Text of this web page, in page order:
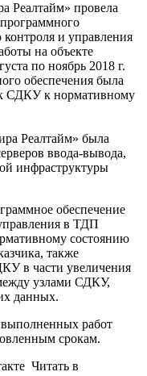
Реалтайм» провела
контроля и управления
на объекте
по ноябрь 2018 г.
обеспечения была
СДКУ к нормативному
Реалтайм» была
ввода-вывода,
инфраструктуры
обеспечение
в ТДП
состоянию
также
в части увеличения
узлами СДКУ,
данных.
выполненных работ
срокам.
Читать в